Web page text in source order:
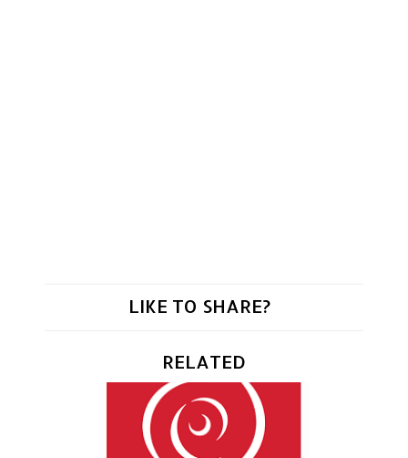
LIKE TO SHARE?
RELATED